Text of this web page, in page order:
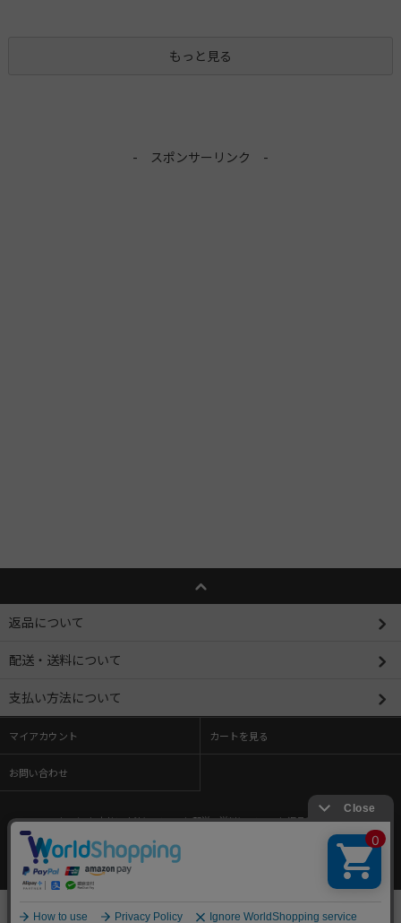
もっと見る
- スポンサーリンク -
返品について
配送・送料について
支払い方法について
マイアカウント カートを見る
お問い合わせ
ホーム / 支払い方法について / 配送・送料について / 返品について /
特定商取引法に基づく表記
メルマガ登録・解除 /
ショップブログ
Copyright (C) 2009-2026 toysanta. All Rights Reserved.